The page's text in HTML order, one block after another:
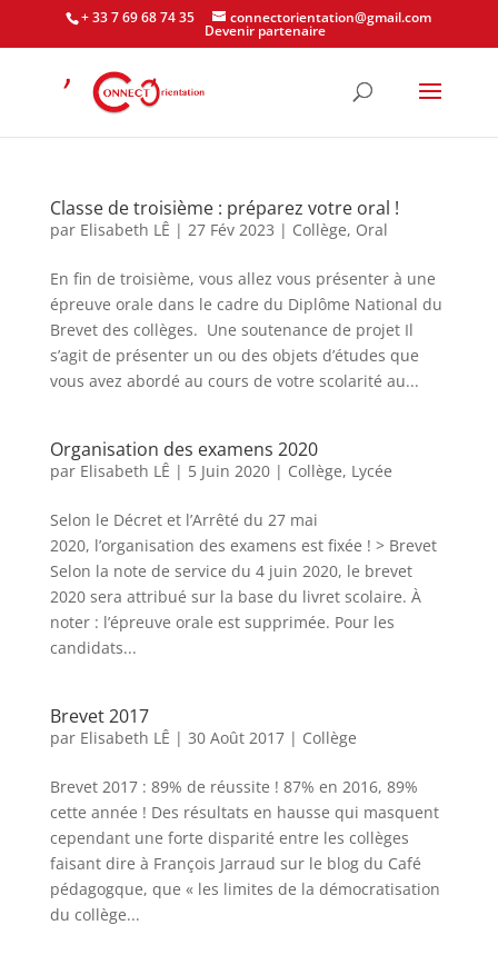
+ 33 7 69 68 74 35 connectorientation@gmail.com
Devenir partenaire
Classe de troisième : préparez votre oral !
par Elisabeth LÊ | 27 Fév 2023 | Collège, Oral
En fin de troisième, vous allez vous présenter à une
épreuve orale dans le cadre du Diplôme National du
Brevet des collèges. Une soutenance de projet Il
s’agit de présenter un ou des objets d’études que
vous avez abordé au cours de votre scolarité au...
Organisation des examens 2020
par Elisabeth LÊ | 5 Juin 2020| Collège, Lycée
Selon le Décret et l’Arrêté du 27 mai
2020, l’organisation des examens est fixée ! > Brevet
Selon la note de service du 4 juin 2020, le brevet
2020 sera attribué sur la base du livret scolaire. À
noter : l’épreuve orale est supprimée. Pour les
candidats...
Brevet 2017
par Elisabeth LÊ | 30 Août 2017| Collège
Brevet 2017 : 89% de réussite ! 87% en 2016, 89%
cette année ! Des résultats en hausse qui masquent
cependant une forte disparité entre les collèges
faisant dire à François Jarraud sur le blog du Café
pédagogque, que « les limites de la démocratisation
du collège...